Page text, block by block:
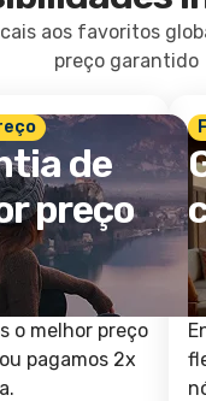
aos favoritos
preço garantido
de
preço
o melhor preço
pagamos 2x